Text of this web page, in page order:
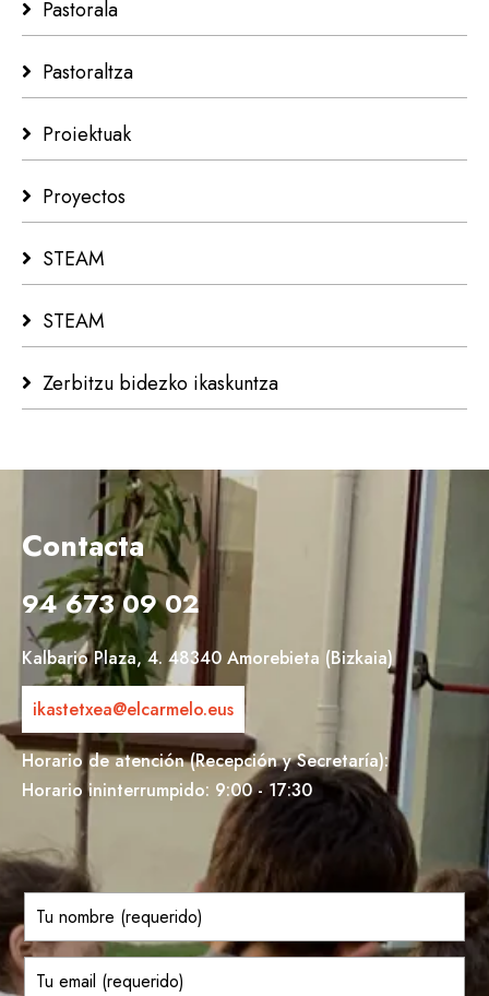
Pastorala
Pastoraltza
Proiektuak
Proyectos
STEAM
STEAM
Zerbitzu bidezko ikaskuntza
Contacta
94 673 09 02
Kalbario Plaza, 4. 48340 Amorebieta (Bizkaia)
ikastetxea@elcarmelo.eus
Horario de atención (Recepción y Secretaría):
Horario ininterrumpido: 9:00 - 17:30